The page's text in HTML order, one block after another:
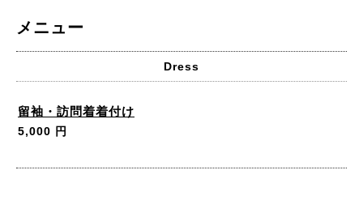
メニュー
Dress
留袖・訪問着着付け
5,000 円